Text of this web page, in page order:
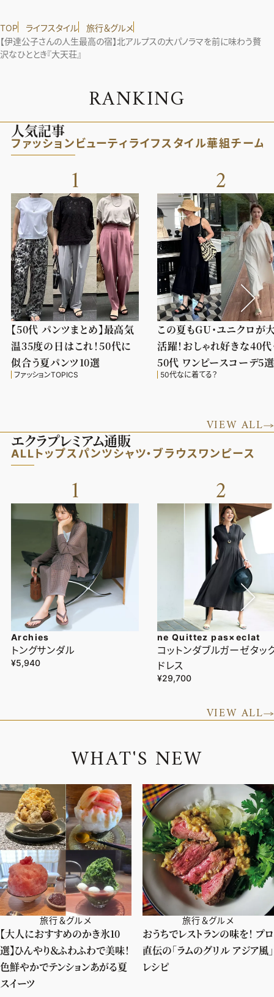
TOP ライフスタイル
旅行＆グルメ
【伊達公子さんの人生最高の宿】北アルプスの大パノラマを前に味わう贅
沢なひととき『大天荘』
RANKING
人気記事
ファッション ビューティライフスタイル華組チーム
1
【50代 パンツまとめ】最高気
温35度の日はこれ！50代に
似合う夏パンツ10選
ファッションTOPICS
2
この夏もGU・ユニクロが
活躍！おしゃれ好きな40代
50代 ワンピースコーデ5
50代なに着てる？
VIEW ALL
エクラプレミアム通販
ALLトップス パンツシャツ・ブラウス ワンピース
1
Archies
トングサンダル
¥5,940
2
ne Quittez pas×eclat
コットンダブルガーゼタッ
ドレス
¥29,700
VIEW ALL
WHAT'S NEW
旅行＆グルメ
【大人におすすめのかき氷10
選】ひんやり＆ふわふわで美味！
色鮮やかでテンションあがる夏
スイーツ
旅行＆グルメ
おうちでレストランの味を！ プロ
直伝の「ラムのグリル アジア風」
レシピ